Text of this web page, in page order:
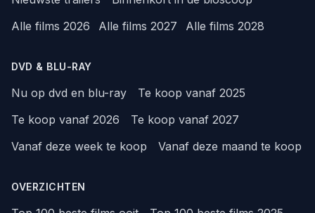
Alle films 2026
Alle films 2027 Alle films 2028
DVD & BLU-RAY
Nu op dvd en blu-ray
Te koop vanaf 2025
Te koop vanaf 2026
Te koop vanaf 2027
Vanaf deze week te koop
Vanaf deze maand te koop
OVERZICHTEN